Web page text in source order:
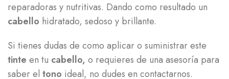
reparadoras y nutritivas. Dando como resultado un
cabello hidratado, sedoso y brillante.
Si tienes dudas de como aplicar o suministrar este
tinte en tu cabello, o requieres de una asesoría para
saber el tono ideal, no dudes en contactarnos.